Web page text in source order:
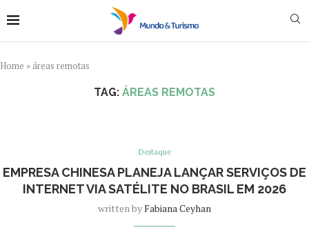
Home » áreas remotas
TAG: ÁREAS REMOTAS
Destaque
EMPRESA CHINESA PLANEJA LANÇAR SERVIÇOS DE
INTERNET VIA SATÉLITE NO BRASIL EM 2026
written byFabiana Ceyhan